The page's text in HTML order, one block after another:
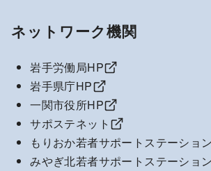
ネットワーク機関
岩手労働局HP
岩手県庁HP
一関市役所HP
サポステネット
もりおか若者サポートステーション
みやぎ北若者サポートステーション